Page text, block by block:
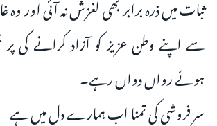
ثبات میں ذرہ برابر بھی لغزش نہ آئی اور
سے اپنے وطن عزیز کو آزاد کرانے کی پر
ہوئے رواں دواں رہے۔
سر فروشی کی تمنا اب ہمارے دل میں ہے